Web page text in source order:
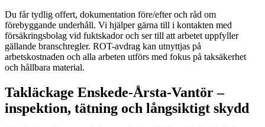
Du får tydlig offert, dokumentation före/efter och råd om
förebyggande underhåll. Vi hjälper gärna till i kontakten med
försäkringsbolag vid fuktskador och ser till att arbetet uppfyller
gällande branschregler. ROT-avdrag kan utnyttjas på
arbetskostnaden och alla arbeten utförs med fokus på taksäkerhet
och hållbara material.
Takläckage Enskede-Årsta-Vantör –
inspektion, tätning och långsiktigt skydd